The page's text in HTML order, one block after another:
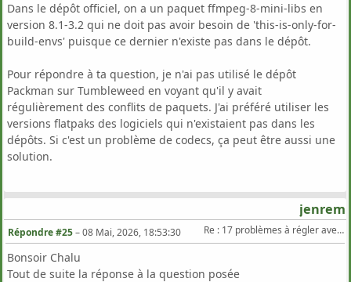
Dans le dépôt officiel, on a un paquet ffmpeg-8-mini-libs en
version 8.1-3.2 qui ne doit pas avoir besoin de 'this-is-only-for-
build-envs' puisque ce dernier n'existe pas dans le dépôt.
Pour répondre à ta question, je n'ai pas utilisé le dépôt
Packman sur Tumbleweed en voyant qu'il y avait
régulièrement des conflits de paquets. J'ai préféré utiliser les
versions flatpaks des logiciels qui n'existaient pas dans les
dépôts. Si c'est un problème de codecs, ça peut être aussi une
solution.
jenrem
Re : 17 problèmes à régler avec Zypper Dup sur TW
Répondre #25–08 Mai, 2026, 18:53:30
Bonsoir Chalu
Tout de suite la réponse à la question posée